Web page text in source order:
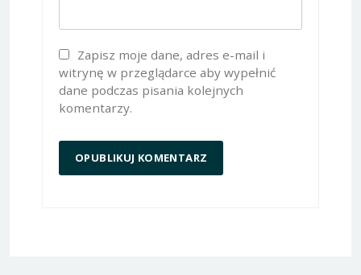
Zapisz moje dane, adres e-mail i
witrynę w przeglądarce aby wypełnić
dane podczas pisania kolejnych
komentarzy.